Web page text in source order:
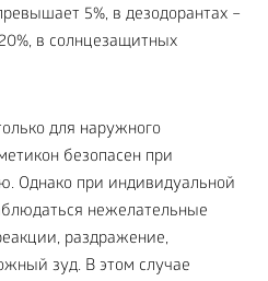
5%, в дезодорантах –
в солнцезащитных
для наружного
безопасен при
Однако при индивидуальной
нежелательные
раздражение,
зуд. В этом случае